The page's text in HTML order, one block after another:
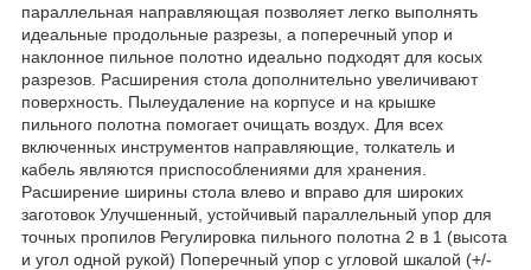
параллельная направляющая позволяет легко выполнять
идеальные продольные разрезы, а поперечный упор и
наклонное пильное полотно идеально подходят для косых
разрезов. Расширения стола дополнительно увеличивают
поверхность. Пылеудаление на корпусе и на крышке
пильного полотна помогает очищать воздух. Для всех
включенных инструментов направляющие, толкатель и
кабель являются приспособлениями для хранения.
Расширение ширины стола влево и вправо для широких
заготовок Улучшенный, устойчивый параллельный упор для
точных пропилов Регулировка пильного полотна 2 в 1 (высота
и угол одной рукой) Поперечный упор с угловой шкалой (+/-